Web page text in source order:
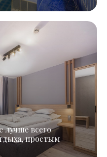
лучше всего
простым